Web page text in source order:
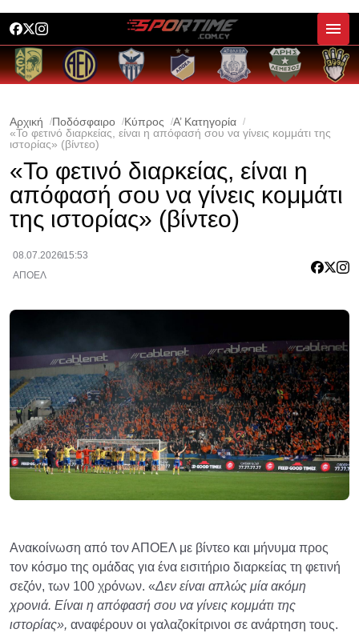
Αρχική Ποδόσφαιρο Κύπρος
Α’ Κατηγορία
«Το φετινό διαρκείας, είναι η απόφασή σου να γίνεις κομμάτι της
ιστορίας» (βίντεο)
«Το φετινό διαρκείας, είναι η
απόφασή σου να γίνεις κομμάτι
της ιστορίας» (βίντεο)
08.07.2026 15:53
ΑΠΟΕΛ
Ανακοίνωση από τον ΑΠΟΕΛ με βίντεο και μήνυμα προς
τον κόσμο της ομάδας για ένα εισιτήριο διαρκείας τη φετινή
σεζόν, των 100 χρόνων. «Δεν είναι απλώς μία ακόμη
χρονιά. Είναι η απόφασή σου να γίνεις κομμάτι της
ιστορίας», αναφέρουν οι γαλαζοκίτρινοι σε ανάρτηση τους.